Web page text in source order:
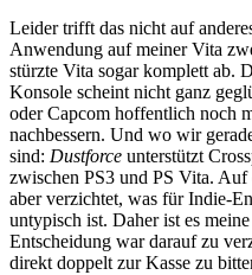
Leider trifft das nicht auf
Anwendung auf meiner Vita
stürzte Vita sogar komplett ab.
Konsole scheint nicht ganz
oder Capcom hoffentlich noch
nachbessern. Und wo wir
sind: Dustforce unterstützt
zwischen PS3 und PS Vita. Auf
aber verzichtet, was für Indie-
untypisch ist. Daher ist es
Entscheidung war darauf zu
direkt doppelt zur Kasse zu